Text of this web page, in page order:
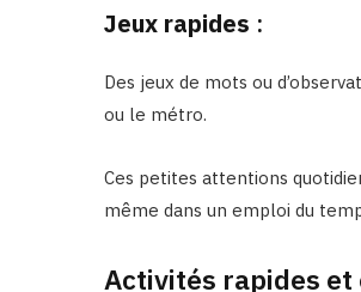
Jeux rapides :
Des jeux de mots ou
ou le métro.
Ces petites attentions
même dans un emploi du
Activités rapides